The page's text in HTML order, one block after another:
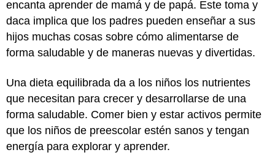
encanta aprender de mamá y de papá. Este toma y
daca implica que los padres pueden enseñar a sus
hijos muchas cosas sobre cómo alimentarse de
forma saludable y de maneras nuevas y divertidas.
Una dieta equilibrada da a los niños los nutrientes
que necesitan para crecer y desarrollarse de una
forma saludable. Comer bien y estar activos permite
que los niños de preescolar estén sanos y tengan
energía para explorar y aprender.